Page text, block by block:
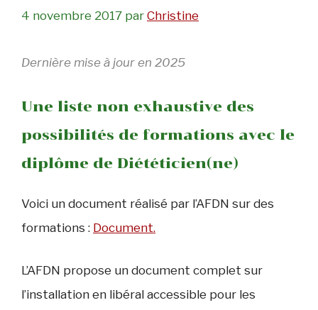
4 novembre 2017 par Christine
Dernière mise à jour en 2025
Une liste non exhaustive des
possibilités de formations avec le
diplôme de Diététicien(ne)
Voici un document réalisé par l’AFDN sur des
formations : Document.
L’AFDN propose un document complet sur
l’installation en libéral accessible pour les